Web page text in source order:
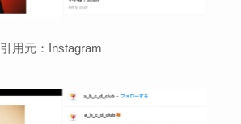
引用元：Instagram